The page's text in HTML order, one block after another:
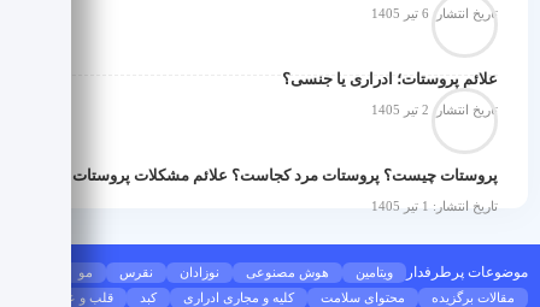
تاریخ انتشار: 6 تیر 1405
علائم پروستات؛ ادراری یا جنسی؟
تاریخ انتشار: 2 تیر 1405
تاریخ انتشار: 1 تیر 1405
موضوعات پرطرفدار ویتامین هوش مصنوعی نوزادان نقرس
مو
مقالات برگزیده
محتوای سلامت کلیه و مجاری ادراری کبد
قلب و عروق